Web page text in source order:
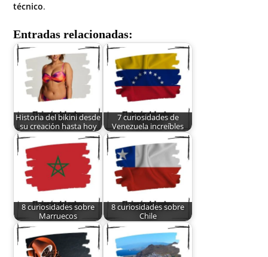
técnico.
Entradas relacionadas:
Historia del bikini desde
su creación hasta hoy
7 curiosidades de
Venezuela increíbles
8 curiosidades sobre
Marruecos
8 curiosidades sobre
Chile